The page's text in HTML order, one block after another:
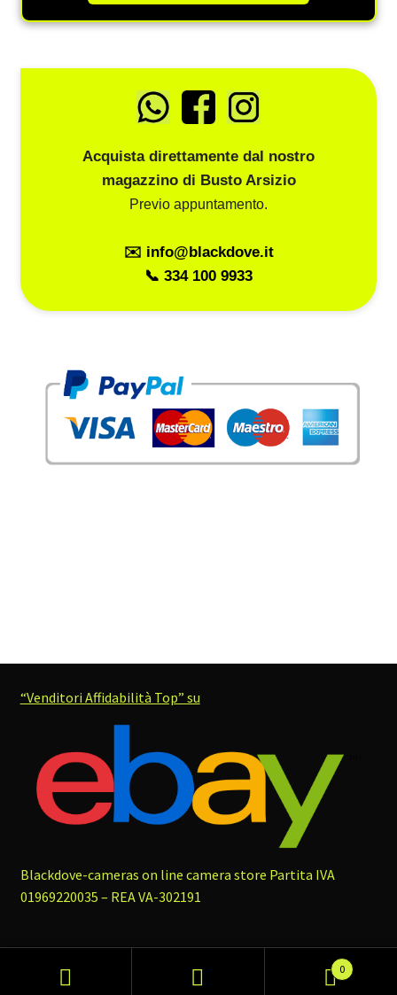
Acquista direttamente dal nostro
magazzino di Busto Arsizio
Previo appuntamento.
✉️ info@blackdove.it
📞 334 100 9933
“Venditori Affidabilità Top” su
Blackdove-cameras on line camera store Partita IVA
01969220035 – REA VA-302191
Cerca
0